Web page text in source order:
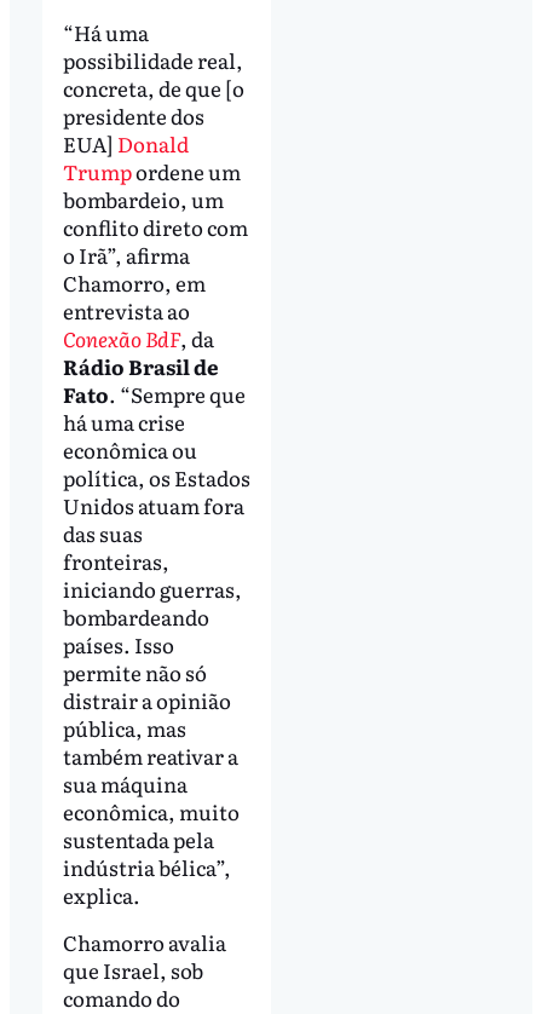
“Há uma
possibilidade real,
concreta, de que [o
presidente dos
EUA] Donald
Trumpordene um
bombardeio, um
conflito direto com
o Irã”, afirma
Chamorro, em
entrevista ao
Conexão BdF, da
Rádio Brasil de
Fato. “Sempre que
há uma crise
econômica ou
política, os Estados
Unidos atuam fora
das suas
fronteiras,
iniciando guerras,
bombardeando
países. Isso
permite não só
distrair a opinião
pública, mas
também reativar a
sua máquina
econômica, muito
sustentada pela
indústria bélica”,
explica.
Chamorro avalia
que Israel, sob
comando do